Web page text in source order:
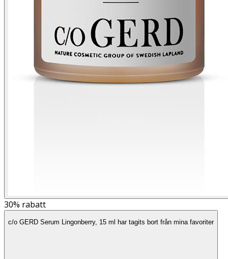
30% rabatt
c/o GERD Serum Lingonberry, 15 ml har tagits bort från mina favoriter